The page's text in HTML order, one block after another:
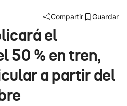
Ikusmiran
Eguraldia
Compartir Guardar
el
50 % en tren,
a partir del